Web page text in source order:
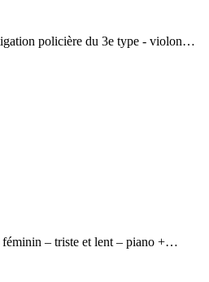
policière du 3e type - violon…
– triste et lent – piano +…